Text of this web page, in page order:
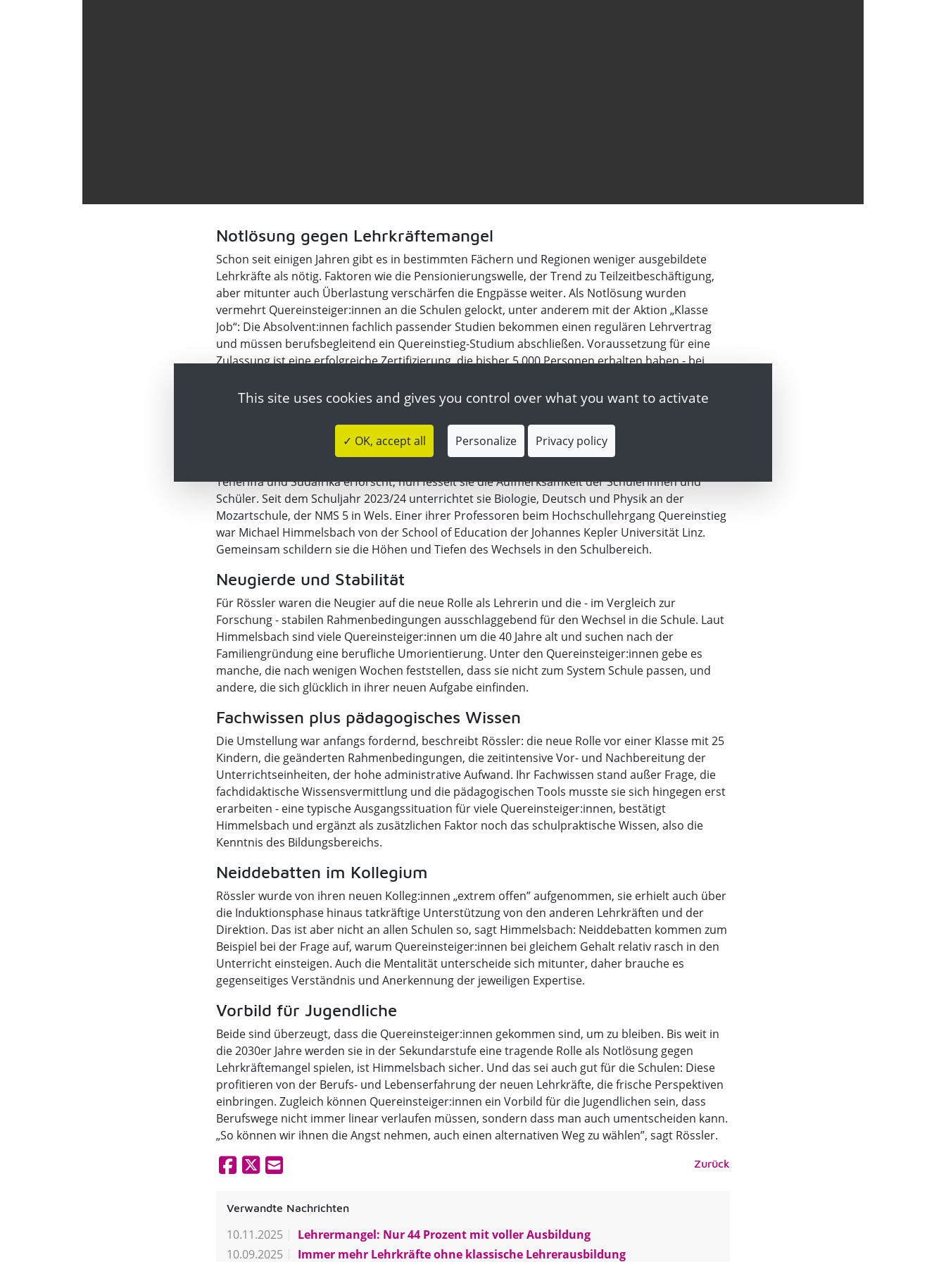
Notlösung gegen Lehrkräftemangel
Schon seit einigen Jahren gibt es in bestimmten Fächern und Regionen weniger ausgebildete
Lehrkräfte als nötig. Faktoren wie die Pensionierungswelle, der Trend zu Teilzeitbeschäftigung,
aber mitunter auch Überlastung verschärfen die Engpässe weiter. Als Notlösung wurden
vermehrt Quereinsteiger:innen an die Schulen gelockt, unter anderem mit der Aktion „Klasse
Job“: Die Absolvent:innen fachlich passender Studien bekommen einen regulären Lehrvertrag
und müssen berufsbegleitend ein Quereinstieg-Studium abschließen. Voraussetzung für eine
Zulassung ist eine erfolgreiche Zertifizierung, die bisher 5.000 Personen erhalten haben - bei
Personen zertifziert, der Fokus liegt auf Mangelfächer und Regionen mit dem größten Bedarf.
Verhalten von Staren
Eine, die diesen Weg erfolgreich absolviert hat, ist Christiane Rössler: Sie hat als
Teneriffa und Südafrika erforscht, nun fesselt sie die Aufmerksamkeit der Schülerinnen und
Schüler. Seit dem Schuljahr 2023/24 unterrichtet sie Biologie, Deutsch und Physik an der
Mozartschule, der NMS 5 in Wels. Einer ihrer Professoren beim Hochschullehrgang Quereinstieg
war Michael Himmelsbach von der School of Education der Johannes Kepler Universität Linz.
Gemeinsam schildern sie die Höhen und Tiefen des Wechsels in den Schulbereich.
Neugierde und Stabilität
Für Rössler waren die Neugier auf die neue Rolle als Lehrerin und die - im Vergleich zur
Forschung - stabilen Rahmenbedingungen ausschlaggebend für den Wechsel in die Schule. Laut
Himmelsbach sind viele Quereinsteiger:innen um die 40 Jahre alt und suchen nach der
Familiengründung eine berufliche Umorientierung. Unter den Quereinsteiger:innen gebe es
manche, die nach wenigen Wochen feststellen, dass sie nicht zum System Schule passen, und
andere, die sich glücklich in ihrer neuen Aufgabe einfinden.
Fachwissen plus pädagogisches Wissen
Die Umstellung war anfangs fordernd, beschreibt Rössler: die neue Rolle vor einer Klasse mit 25
Kindern, die geänderten Rahmenbedingungen, die zeitintensive Vor- und Nachbereitung der
Unterrichtseinheiten, der hohe administrative Aufwand. Ihr Fachwissen stand außer Frage, die
fachdidaktische Wissensvermittlung und die pädagogischen Tools musste sie sich hingegen erst
erarbeiten - eine typische Ausgangssituation für viele Quereinsteiger:innen, bestätigt
Himmelsbach und ergänzt als zusätzlichen Faktor noch das schulpraktische Wissen, also die
Kenntnis des Bildungsbereichs.
Neiddebatten im Kollegium
Rössler wurde von ihren neuen Kolleg:innen „extrem offen” aufgenommen, sie erhielt auch über
die Induktionsphase hinaus tatkräftige Unterstützung von den anderen Lehrkräften und der
Direktion. Das ist aber nicht an allen Schulen so, sagt Himmelsbach: Neiddebatten kommen zum
Beispiel bei der Frage auf, warum Quereinsteiger:innen bei gleichem Gehalt relativ rasch in den
Unterricht einsteigen. Auch die Mentalität unterscheide sich mitunter, daher brauche es
gegenseitiges Verständnis und Anerkennung der jeweiligen Expertise.
Vorbild für Jugendliche
Beide sind überzeugt, dass die Quereinsteiger:innen gekommen sind, um zu bleiben. Bis weit in
die 2030er Jahre werden sie in der Sekundarstufe eine tragende Rolle als Notlösung gegen
Lehrkräftemangel spielen, ist Himmelsbach sicher. Und das sei auch gut für die Schulen: Diese
profitieren von der Berufs- und Lebenserfahrung der neuen Lehrkräfte, die frische Perspektiven
einbringen. Zugleich können Quereinsteiger:innen ein Vorbild für die Jugendlichen sein, dass
Berufswege nicht immer linear verlaufen müssen, sondern dass man auch umentscheiden kann.
„So können wir ihnen die Angst nehmen, auch einen alternativen Weg zu wählen”, sagt Rössler.
Zurück
Verwandte Nachrichten
10.11.2025
Lehrermangel: Nur 44 Prozent mit voller Ausbildung
10.09.2025
Immer mehr Lehrkräfte ohne klassische Lehrerausbildung
This site uses cookies and gives you control over what you want to activate
✓ OK, accept all Personalize Privacy policy